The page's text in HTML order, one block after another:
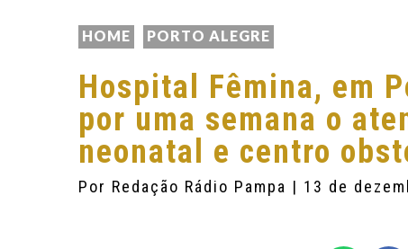
HOME PORTO ALEGRE
Hospital Fêmina, em
por uma semana o
neonatal e centro
Por Redação Rádio Pampa | 13 de